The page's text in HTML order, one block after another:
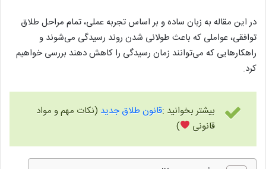
در این مقاله به زبان ساده و بر اساس تجربه عملی، تمام مراحل طلاق
توافقی، عواملی که باعث طولانی شدن روند رسیدگی می‌شوند و
راهکارهایی که می‌توانند زمان رسیدگی را کاهش دهند بررسی خواهیم
کرد.
بیشتر بخوانید :قانون طلاق جدید (نکات مهم و مواد
قانونی
)